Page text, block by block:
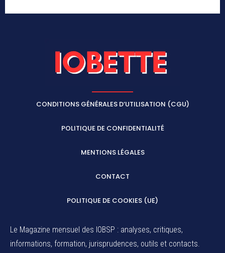
CONDITIONS GÉNÉRALES D’UTILISATION (CGU)
POLITIQUE DE CONFIDENTIALITÉ
MENTIONS LÉGALES
CONTACT
POLITIQUE DE COOKIES (UE)
Le Magazine mensuel des IOBSP : analyses, critiques,
informations, formation, jurisprudences, outils et contacts.